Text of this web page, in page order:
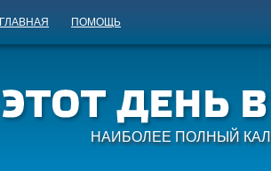
ГЛАВНАЯ ПОМОЩЬ
НАИБОЛЕЕ ПОЛНЫЙ